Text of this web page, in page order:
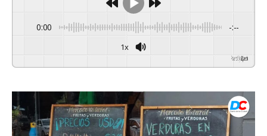
0:00 -:--
1x
GSpeech